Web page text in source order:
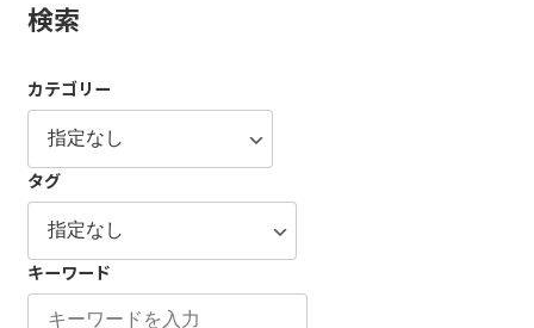
検索
カテゴリー
タグ
キーワード